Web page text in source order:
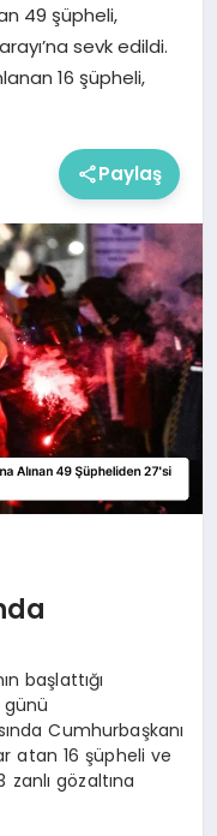
49 şüpheli,
sevk edildi.
16 şüpheli,
Paylaş
başlattığı
Cumhurbaşkanı
atan 16 şüpheli ve
gözaltına